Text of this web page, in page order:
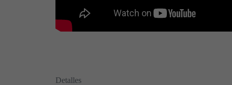
Detalles